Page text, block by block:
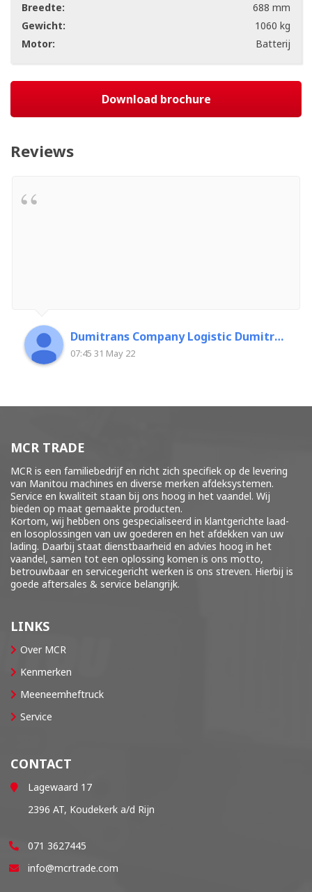
Breedte:
688 mm
Gewicht:
1060 kg
Motor:
Batterij
Download brochure
Reviews
Dumitrans Company Logistic Dumitrascu Florin
07:45 31 May 22
MCR TRADE
MCR is een familiebedrijf en richt zich specifiek op de levering
van Manitou machines en diverse merken afdeksystemen.
Service en kwaliteit staan bij ons hoog in het vaandel. Wij
bieden op maat gemaakte producten.
Kortom, wij hebben ons gespecialiseerd in klantgerichte laad-
en losoplossingen van uw goederen en het afdekken van uw
lading. Daarbij staat dienstbaarheid en advies hoog in het
vaandel, samen tot een oplossing komen is ons motto,
betrouwbaar en servicegericht werken is ons streven. Hierbij is
goede aftersales & service belangrijk.
LINKS
Over MCR
Kenmerken
Meeneemheftruck
Service
CONTACT
Lagewaard 17
2396 AT, Koudekerk a/d Rijn
071 3627445
info@mcrtrade.com